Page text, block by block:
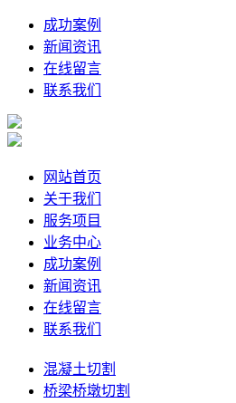
成功案例
新闻资讯
在线留言
联系我们
网站首页
关于我们
服务项目
业务中心
成功案例
新闻资讯
在线留言
联系我们
混凝土切割
桥梁桥墩切割